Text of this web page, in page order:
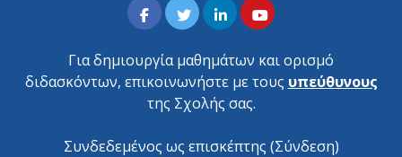
Για δημιουργία μαθημάτων και ορισμό
διδασκόντων, επικοινωνήστε με τους υπεύθυνους
της Σχολής σας.
Συνδεδεμένος ως επισκέπτης (Σύνδεση)